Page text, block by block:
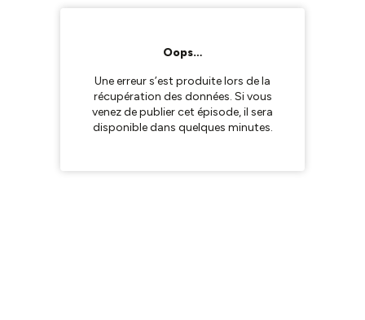
Oops…
Une erreur s’est produite lors de la
récupération des données. Si vous
venez de publier cet épisode, il sera
disponible dans quelques minutes.